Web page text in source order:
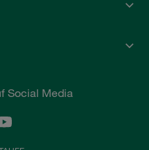
Social Media